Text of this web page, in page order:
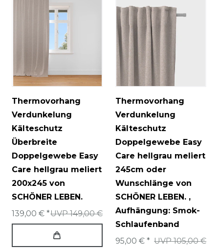
Thermovorhang
Verdunkelung
Kälteschutz
Überbreite
Doppelgewebe Easy
Care hellgrau meliert
200x245 von
SCHÖNER LEBEN.
UVP 149,00 €
139,00 € *
Thermovorhang
Verdunkelung
Kälteschutz
Doppelgewebe Easy
Care hellgrau meliert
245cm oder
Wunschlänge von
SCHÖNER LEBEN. ,
Aufhängung: Smok-
Schlaufenband
UVP 105,00 €
95,00 € *